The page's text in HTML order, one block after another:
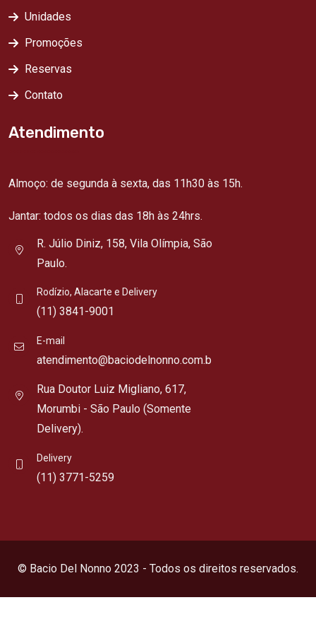
Unidades
Promoções
Reservas
Contato
Atendimento
Almoço: de segunda à sexta, das 11h30 às 15h.
Jantar: todos os dias das 18h às 24hrs.
R. Júlio Diniz, 158, Vila Olímpia, São
Paulo.
Rodízio, Alacarte e Delivery
(11) 3841-9001
E-mail
atendimento@baciodelnonno.com.b
Rua Doutor Luiz Migliano, 617,
Morumbi - São Paulo (Somente
Delivery).
Delivery
(11) 3771-5259
© Bacio Del Nonno 2023 - Todos os direitos reservados.